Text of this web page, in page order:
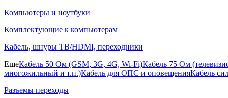
Компьютеры и ноутбуки
Комплектующие к компьютерам
Кабель, шнуры ТВ/HDMI, переходники
ЕщеКабель 50 Ом (GSM, 3G, 4G, Wi-Fi)Кабель 75 Ом
многожильный и т.п.)Кабель для ОПС и оповещенияКабель
Разъемы переходы